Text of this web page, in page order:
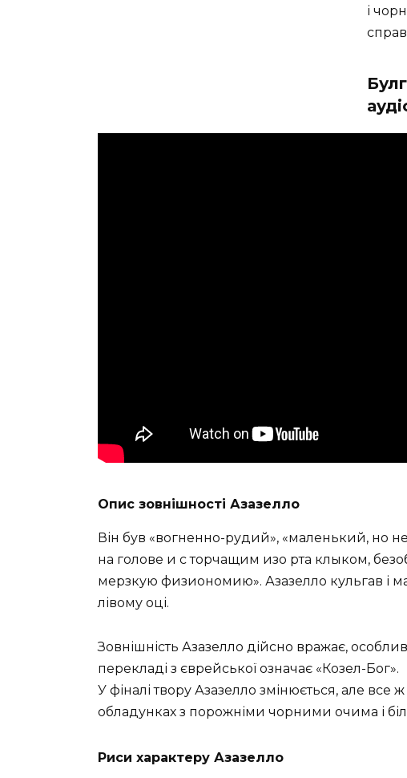
і
Опис зовнішності Азазелло
Він був «вогненно-рудий», «маленький, но
на голове и с торчащим изо рта клыком,
мерзкую физиономию». Азазелло кульгав і
лівому оці.
Зовнішність Азазелло дійсно вражає,
перекладі з єврейської означає «Козел-Бог».
У фіналі твору Азазелло змінюється, але все
обладунках з порожніми чорними очима і
Риси характеру Азазелло